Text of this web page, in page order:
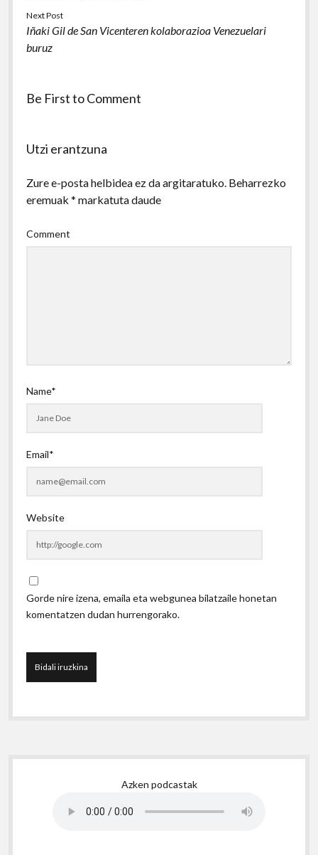
Next Post
Iñaki Gil de San Vicenteren kolaborazioa Venezuelari
buruz
Be First to Comment
Utzi erantzuna
Zure e-posta helbidea ez da argitaratuko. Beharrezko
eremuak * markatuta daude
Comment
Name*
Email*
Website
Gorde nire izena, emaila eta webgunea bilatzaile honetan
komentatzen dudan hurrengorako.
Sidebar
Azken podcastak